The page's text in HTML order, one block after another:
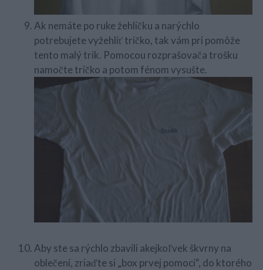
Ak nemáte po ruke žehličku a narýchlo
potrebujete vyžehliť tričko, tak vám pri pomôže
tento malý trik. Pomocou rozprašovača trošku
namočte tričko a potom fénom vysušte.
Aby ste sa rýchlo zbavili akejkoľvek škvrny na
oblečení, zriaďte si „box prvej pomoci“, do ktorého